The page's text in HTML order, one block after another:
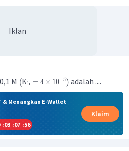
Iklan
M (Kb = 4 × 10−5 ) adalah ....
& Menangkan E-Wallet
:03 :07 :56
Klaim